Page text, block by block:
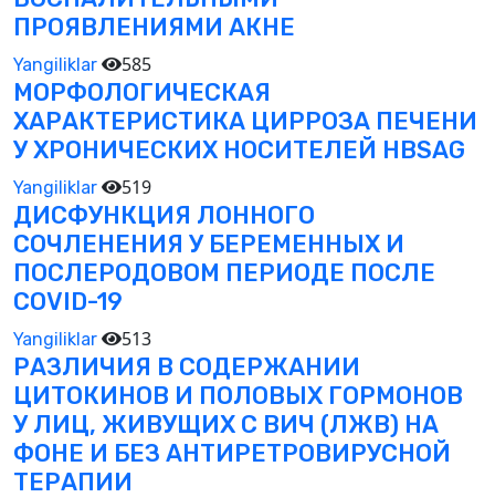
ПРОЯВЛЕНИЯМИ АКНЕ
Yangiliklar 585
МОРФОЛОГИЧЕСКАЯ
ХАРАКТЕРИСТИКА ЦИРРОЗА ПЕЧЕНИ
У ХРОНИЧЕСКИХ НОСИТЕЛЕЙ HBSAG
Yangiliklar 519
ДИСФУНКЦИЯ ЛОННОГО
СОЧЛЕНЕНИЯ У БЕРЕМЕННЫХ И
ПОСЛЕРОДОВОМ ПЕРИОДЕ ПОСЛЕ
COVID-19
Yangiliklar 513
РАЗЛИЧИЯ В СОДЕРЖАНИИ
ЦИТОКИНОВ И ПОЛОВЫХ ГОРМОНОВ
У ЛИЦ, ЖИВУЩИХ С ВИЧ (ЛЖВ) НА
ФОНЕ И БЕЗ АНТИРЕТРОВИРУСНОЙ
ТЕРАПИИ